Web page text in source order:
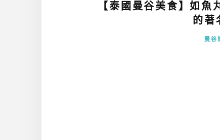
【泰國曼谷美食】如
的
曼谷